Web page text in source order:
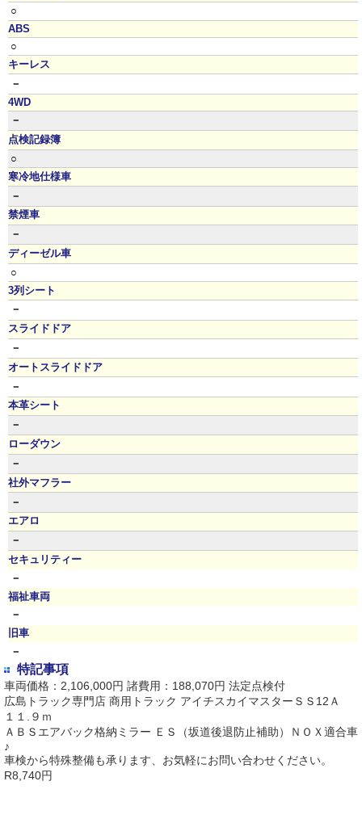
○
ABS
○
キーレス
－
4WD
－
点検記録簿
○
寒冷地仕様車
－
禁煙車
－
ディーゼル車
○
3列シート
－
スライドドア
－
オートスライドドア
－
本革シート
－
ローダウン
－
社外マフラー
－
エアロ
－
セキュリティー
－
福祉車両
－
旧車
－
特記事項
車両価格：2,106,000円 諸費用：188,070円 法定点検付
広島トラック専門店 商用トラック アイチスカイマスターＳＳ12Ａ
１１.９ｍ
ＡＢＳエアバック格納ミラー ＥＳ（坂道後退防止補助）ＮＯＸ適合車
♪
車検から特殊整備も承ります、お気軽にお問い合わせください。
R8,740円